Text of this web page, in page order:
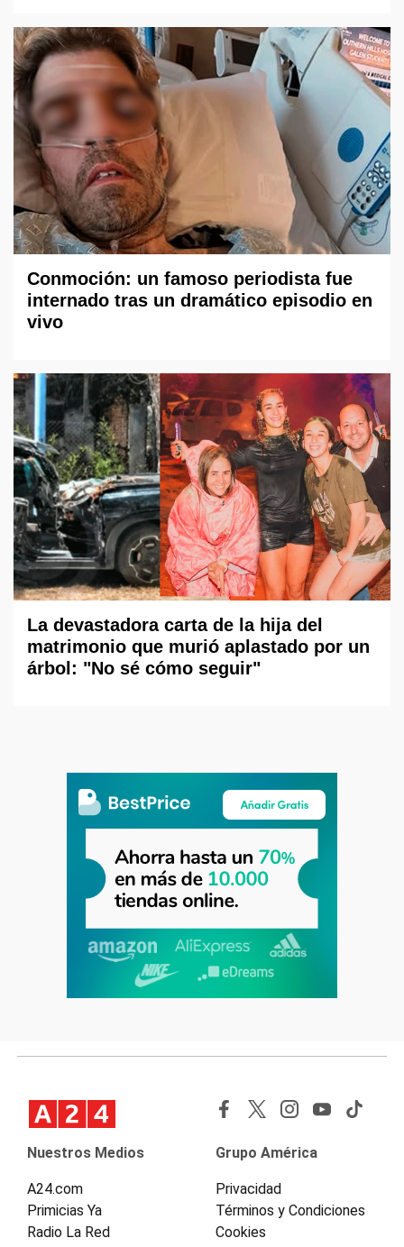
Conmoción: un famoso periodista fue
internado tras un dramático episodio en
vivo
La devastadora carta de la hija del
matrimonio que murió aplastado por un
árbol: "No sé cómo seguir"
Nuestros Medios
A24.com
Primicias Ya
Radio La Red
Grupo América
Privacidad
Términos y Condiciones
Cookies